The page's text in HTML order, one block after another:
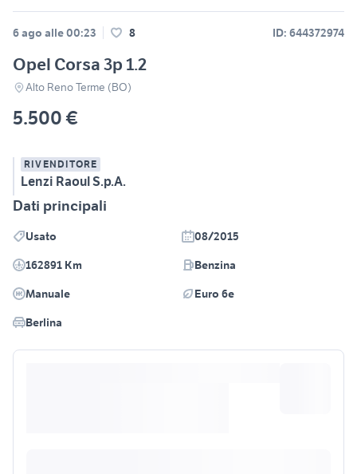
6 ago alle 00:23 8 ID: 644372974
Opel Corsa 3p 1.2
Alto Reno Terme (BO)
5.500 €
RIVENDITORE
Lenzi Raoul S.p.A.
Dati principali
Usato
08/2015
162891 Km
Benzina
Manuale
Euro 6e
Berlina